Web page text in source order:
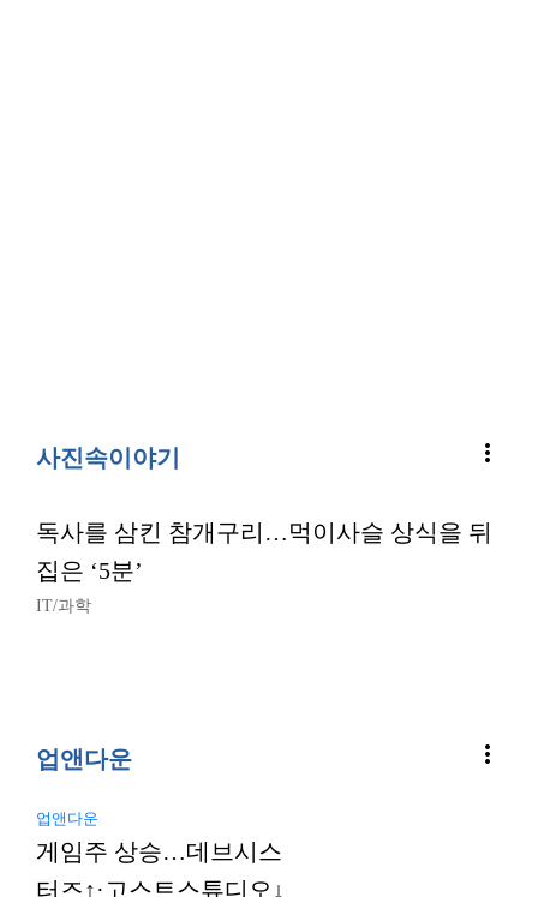
사진속이야기 more_vert
독사를 삼킨 참개구리…먹이사슬 상식을 뒤
집은 ‘5분’
IT/과학
업앤다운 more_vert
업앤다운
게임주 상승…데브시스
터즈↑·고스트스튜디오↓